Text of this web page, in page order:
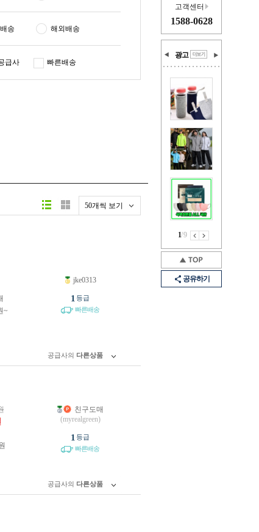
고객센터
1588-0628
광고
1/9
공유하기
송 해외배송
급사 빠른배송
50개씩 보기
~
jke0313
1 등급
빠른배송
공급사의 다른상품
친구도매
(myrealgreen)
1 등급
빠른배송
공급사의 다른상품